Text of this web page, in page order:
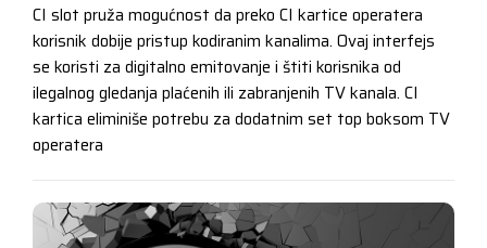
CI slot pruža mogućnost da preko CI kartice operatera
korisnik dobije pristup kodiranim kanalima. Ovaj interfejs
se koristi za digitalno emitovanje i štiti korisnika od
ilegalnog gledanja plaćenih ili zabranjenih TV kanala. CI
kartica eliminiše potrebu za dodatnim set top boksom TV
operatera